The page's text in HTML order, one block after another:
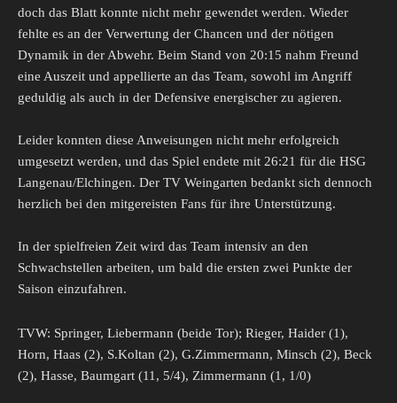
doch das Blatt konnte nicht mehr gewendet werden. Wieder
fehlte es an der Verwertung der Chancen und der nötigen
Dynamik in der Abwehr. Beim Stand von 20:15 nahm Freund
eine Auszeit und appellierte an das Team, sowohl im Angriff
geduldig als auch in der Defensive energischer zu agieren.
Leider konnten diese Anweisungen nicht mehr erfolgreich
umgesetzt werden, und das Spiel endete mit 26:21 für die HSG
Langenau/Elchingen. Der TV Weingarten bedankt sich dennoch
herzlich bei den mitgereisten Fans für ihre Unterstützung.
In der spielfreien Zeit wird das Team intensiv an den
Schwachstellen arbeiten, um bald die ersten zwei Punkte der
Saison einzufahren.
TVW: Springer, Liebermann (beide Tor); Rieger, Haider (1),
Horn, Haas (2), S.Koltan (2), G.Zimmermann, Minsch (2), Beck
(2), Hasse, Baumgart (11, 5/4), Zimmermann (1, 1/0)